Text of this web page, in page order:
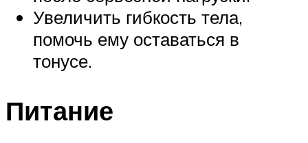
Увеличить гибкость тела,
помочь ему оставаться в
тонусе.
Питание